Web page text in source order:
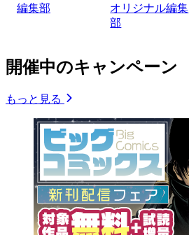
編集部
オリジナル編集
部
開催中のキャンペーン
もっと見る